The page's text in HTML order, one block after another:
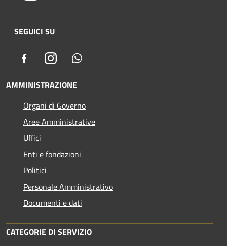
SEGUICI SU
FacebookInstagram
AMMINISTRAZIONE
Organi di Governo
Aree Amministrative
Uffici
Enti e fondazioni
Politici
Personale Amministrativo
Documenti e dati
CATEGORIE DI SERVIZIO